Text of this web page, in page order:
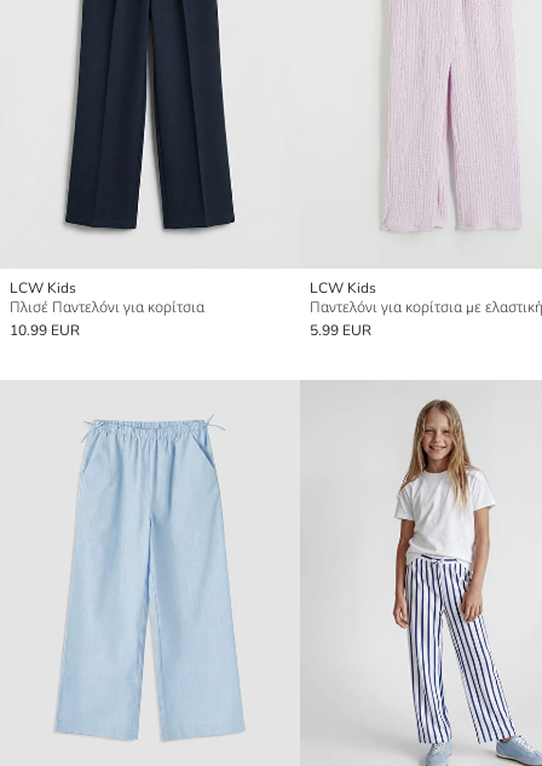
LCW Kids
Πλισέ Παντελόνι για κορίτσια
10.99 EUR
LCW Kids
5.99 EUR